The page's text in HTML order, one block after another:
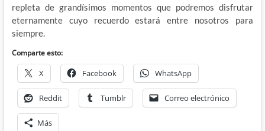
repleta de grandísimos momentos que podremos disfrutar
eternamente cuyo recuerdo estará entre nosotros para
siempre.
Comparte esto:
X Facebook WhatsApp
Reddit Tumblr Correo electrónico
Más